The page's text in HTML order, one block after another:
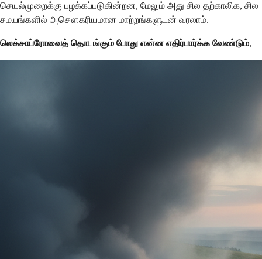
செயல்முறைக்கு பழக்கப்படுகின்றன, மேலும் அது சில தற்காலிக, சில
சமயங்களில் அசௌகரியமான மாற்றங்களுடன் வரலாம்.
லெக்சாப்ரோவைத் தொடங்கும் போது என்ன எதிர்பார்க்க வேண்டும்,